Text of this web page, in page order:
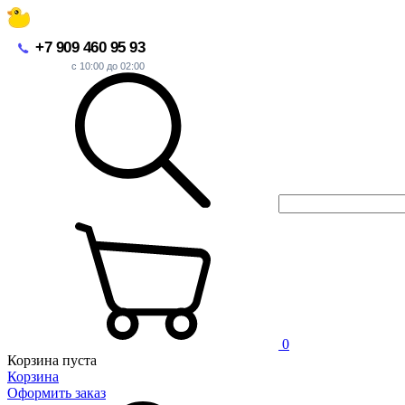
+7 909 460 95 93
с 10:00 до 02:00
0
Корзина пуста
Корзина
Оформить заказ